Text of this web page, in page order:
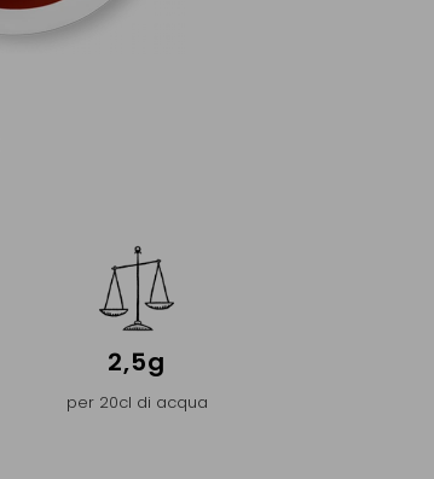
2,5g
per 20cl di acqua